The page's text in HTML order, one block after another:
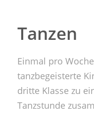
Tanzen
Einmal pro
tanzbegeisterte
dritte Klasse zu
Tanzstunde